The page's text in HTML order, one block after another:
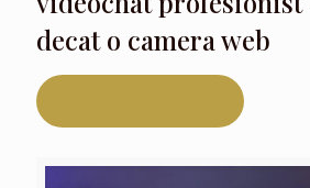
decat o camera web